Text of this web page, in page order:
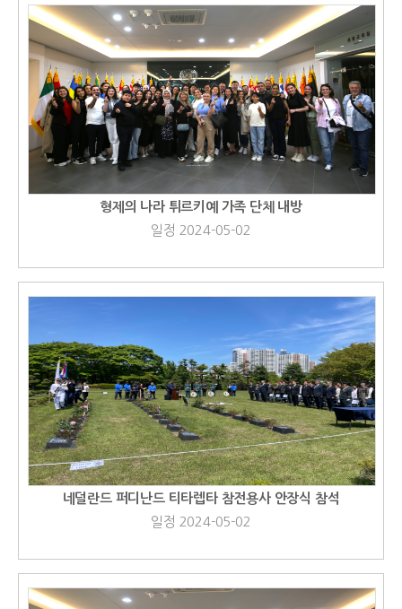
형제의 나라 튀르키예 가족 단체 내방
일정 2024-05-02
네덜란드 퍼디난드 티타렙타 참전용사 안장식 참석
일정 2024-05-02